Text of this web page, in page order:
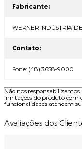
Fabricante:
WERNER INDÚSTRIA
Contato:
Fone: (48) 3658-9000
Não nos
limitações do produto com
funcionalidades atendem
Avaliações dos